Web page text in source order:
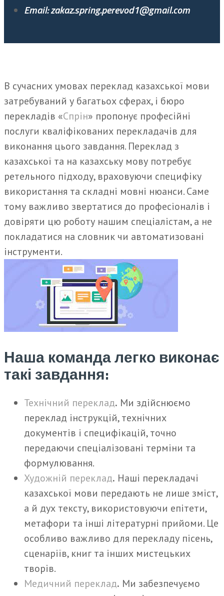
Email: zakaz.spring.perevod1@gmail.com
В сучасних умовах переклад казахської мови
затребуваний у багатьох сферах, і бюро
перекладів «Спрін» пропонує професійні
послуги кваліфікованих перекладачів для
виконання цього завдання. Переклад з
казахської та на казахську мову потребує
ретельного підходу, враховуючи специфіку
використання та складні мовні нюанси. Саме
тому важливо звертатися до професіоналів і
довіряти цю роботу нашим спеціалістам, а не
покладатися на словник чи автоматизовані
інструменти.
Наша команда легко виконає
такі завдання:
Технічний переклад. Ми здійснюємо
переклад інструкцій, технічних
документів і специфікацій, точно
передаючи спеціалізовані терміни та
формулювання.
Художній переклад. Наші перекладачі
казахської мови передають не лише зміст,
а й дух тексту, використовуючи епітети,
метафори та інші літературні прийоми. Це
особливо важливо для перекладу пісень,
сценаріїв, книг та інших мистецьких
творів.
Медичний переклад. Ми забезпечуємо